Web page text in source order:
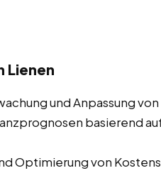
Lienen
und Anpassung
basierend
Optimierung von